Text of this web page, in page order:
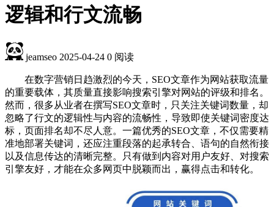
逻辑和行文流畅
jeamseo 2025-04-24 0 阅读
在数字营销日趋激烈的今天，SEO文章作为网站获取流量
的重要载体，其质量直接影响搜索引擎对网站的评级和排名。
然而，很多从业者在撰写SEO文章时，只关注关键词数量，却
忽略了行文的逻辑性与内容的流畅性，导致即使关键词密度达
标，页面排名却不尽人意。一篇优秀的SEO文章，不仅需要精
准地部署关键词，还应注重段落的起承转合、语句的自然衔接
以及信息传达的清晰完整。只有做到内容对用户友好、对搜索
引擎友好，才能在众多网页中脱颖而出，赢得点击和转化。